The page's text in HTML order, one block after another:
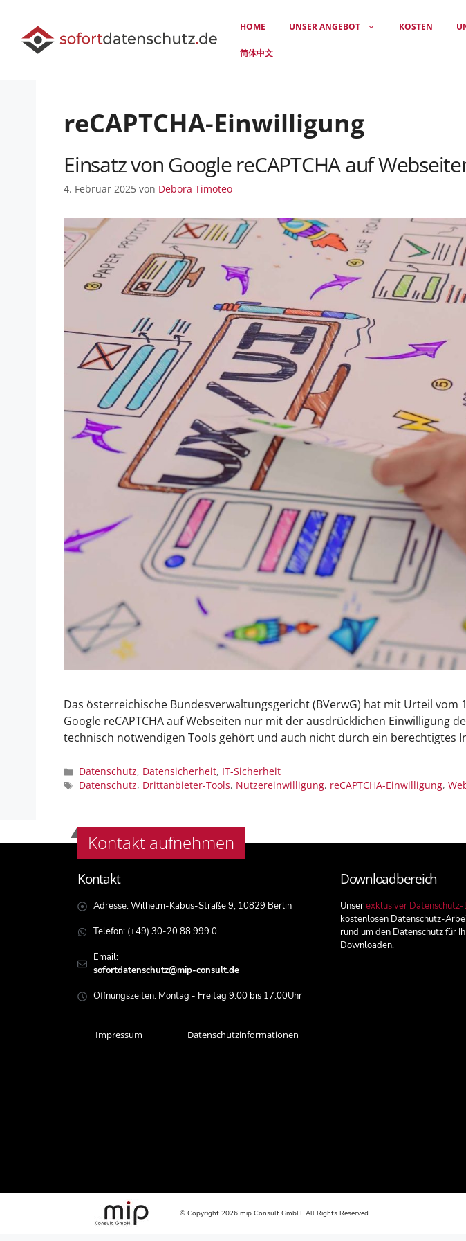
HOME UNSER ANGEBOT KOSTEN
简体中文
reCAPTCHA-Einwilligung
Einsatz von Google reCAPTCHA auf
4. Februar 2025 von Debora Timoteo
Das österreichische Bundesverwaltungsgericht (BVerwG) hat mit Urteil vom
Google reCAPTCHA auf Webseiten nur mit der ausdrücklichen Einwilligung
technisch notwendigen Tools gehört und auch nicht durch ein berechtigtes
Datenschutz, Datensicherheit, IT-Sicherheit
Datenschutz, Drittanbieter-Tools, Nutzereinwilligung, reCAPTCHA-Einwilligung,
Kontakt aufnehmen
Kontakt
Adresse: Wilhelm-Kabus-Straße 9, 10829 Berlin
Telefon: (+49) 30-20 88 999 0
Email:
sofortdatenschutz@mip-consult.de
Öffnungszeiten: Montag - Freitag 9:00 bis 17:00Uhr
Impressum Datenschutzinformationen
Downloadbereich
Unserexklusiver
kostenlosen Datenschutz-
rund um den Datenschutz für
Downloaden.
© Copyright 2026 mip Consult GmbH. All Rights Reserved.